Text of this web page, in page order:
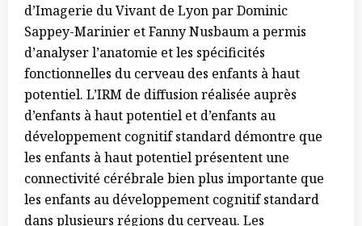
d’Imagerie du Vivant de Lyon par Dominic
Sappey-Marinier et Fanny Nusbaum a permis
d’analyser l’anatomie et les spécificités
fonctionnelles du cerveau des enfants à haut
potentiel. L’IRM de diffusion réalisée auprès
d’enfants à haut potentiel et d’enfants au
développement cognitif standard démontre que
les enfants à haut potentiel présentent une
connectivité cérébrale bien plus importante que
les enfants au développement cognitif standard
dans plusieurs régions du cerveau. Les